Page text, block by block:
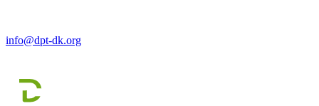
info@dpt-dk.org